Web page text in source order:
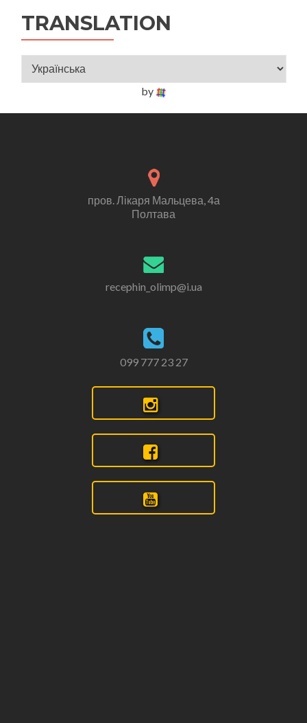
TRANSLATION
by
пров. Лікаря Мальцева, 4а
Полтава
recephin_olimp@i.ua
099 777 23 27